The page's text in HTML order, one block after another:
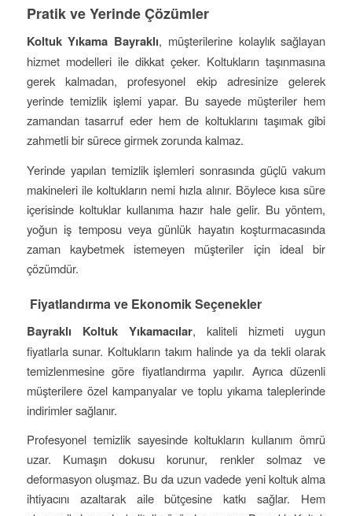
Pratik ve Yerinde Çözümler
Koltuk Yıkama Bayraklı, müşterilerine kolaylık sağlayan
hizmet modelleri ile dikkat çeker. Koltukların taşınmasına
gerek kalmadan, profesyonel ekip adresinize gelerek
yerinde temizlik işlemi yapar. Bu sayede müşteriler hem
zamandan tasarruf eder hem de koltuklarını taşımak gibi
zahmetli bir sürece girmek zorunda kalmaz.
Yerinde yapılan temizlik işlemleri sonrasında güçlü vakum
makineleri ile koltukların nemi hızla alınır. Böylece kısa süre
içerisinde koltuklar kullanıma hazır hale gelir. Bu yöntem,
yoğun iş temposu veya günlük hayatın koşturmacasında
zaman kaybetmek istemeyen müşteriler için ideal bir
çözümdür.
Fiyatlandırma ve Ekonomik Seçenekler
Bayraklı Koltuk Yıkamacılar, kaliteli hizmeti uygun
fiyatlarla sunar. Koltukların takım halinde ya da tekli olarak
temizlenmesine göre fiyatlandırma yapılır. Ayrıca düzenli
müşterilere özel kampanyalar ve toplu yıkama taleplerinde
indirimler sağlanır.
Profesyonel temizlik sayesinde koltukların kullanım ömrü
uzar. Kumaşın dokusu korunur, renkler solmaz ve
deformasyon oluşmaz. Bu da uzun vadede yeni koltuk alma
ihtiyacını azaltarak aile bütçesine katkı sağlar. Hem